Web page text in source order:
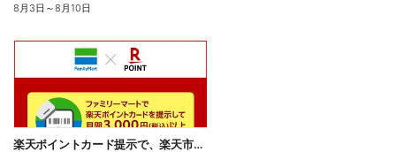
8月3日 ～8月10日
楽天ポイントカード提示で、楽天市場でのお買い物がおトクに!